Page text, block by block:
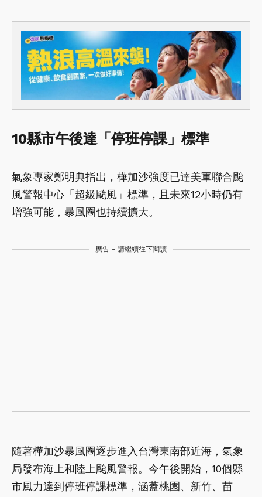
10縣市午後達「停班停課」標準
氣象專家鄭明典指出，樺加沙強度已達美軍聯合颱
風警報中心「超級颱風」標準，且未來12小時仍有
增強可能，暴風圈也持續擴大。
廣告 - 請繼續往下閱讀
隨著樺加沙暴風圈逐步進入台灣東南部近海，氣象
局發布海上和陸上颱風警報。今午後開始，10個縣
市風力達到停班停課標準，涵蓋桃園、新竹、苗